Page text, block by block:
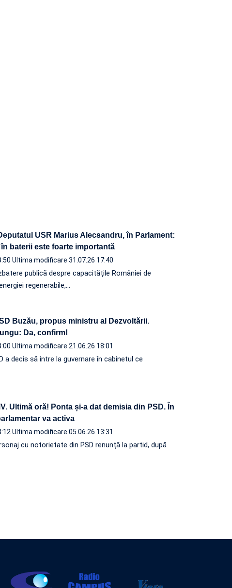
USR Marius Alecsandru, în Parlament:
în baterii este foarte importantă
Ultima modificare 31.07.26 17:40
publică despre capacitățile României de
regenerabile,…
Buzău, propus ministru al Dezvoltării.
Da, confirm!
Ultima modificare 21.06.26 18:01
a decis să intre la guvernare în cabinetul ce
Ultimă oră! Ponta și-a dat demisia din PSD. În
va activa
Ultima modificare 05.06.26 13:31
cu notorietate din PSD renunță la partid, după